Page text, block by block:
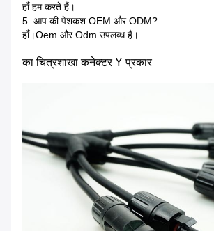
हाँ हम करते हैं।
5. आप की पेशकश OEM और ODM?
हाँ।Oem और Odm उपलब्ध हैं।
का चित्रशाखा कनेक्टर Y प्रकार